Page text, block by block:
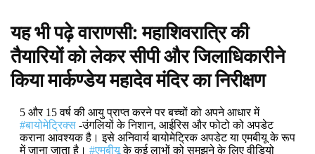
यह भी पढ़ेवाराणसी: महाशिवरात्रि की
तैयारियों को लेकर सीपी और जिलाधिकारीने
किया मार्कण्डेय महादेव मंदिर का निरीक्षण
5 और 15 वर्ष की आयु प्राप्त करने पर बच्चों को अपने आधार में
#बायोमेट्रिक्स-उंगलियों के निशान, आईरिस और फोटो को अपडेट
कराना आवश्यक है। इसे अनिवार्य बायोमेट्रिक अपडेट या एमबीयू के रूप
में जाना जाता है। #एमबीयूके कई लाभों को समझने के लिए वीडियो